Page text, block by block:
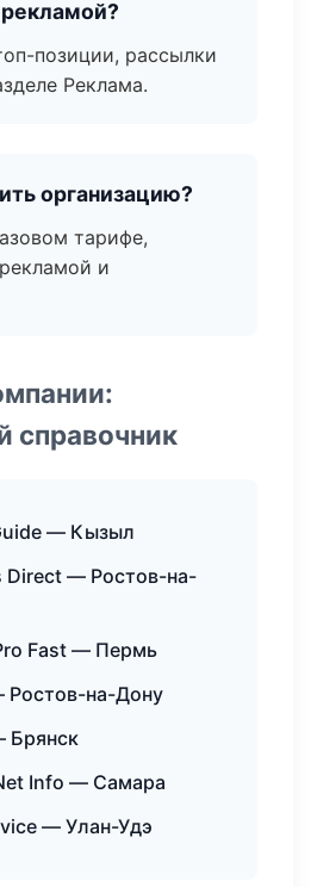
позиции, рассылки
Реклама.
организацию?
тарифе,
и
справочник
— Кызыл
Direct — Ростов-на-
Fast — Пермь
Ростов-на-Дону
Брянск
Info — Самара
— Улан-Удэ